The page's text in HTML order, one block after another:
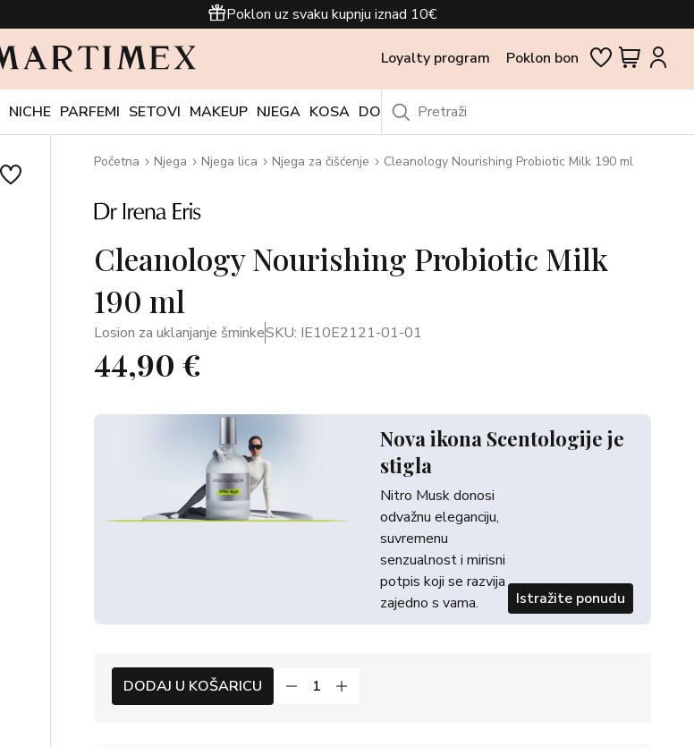
Poklon uz svaku kupnju iznad 10€
Loyalty program Poklon bon
NICHE PARFEMI SETOVI MAKEUP NJEGA KOSA DODACI OUTLET
Početna Njega Njega lica Njega za čišćenje Cleanology Nourishing Probiotic Milk 190 ml
Cleanology Nourishing Probiotic Milk
190 ml
Losion za uklanjanje šminkeSKU: IE10E2121-01-01
44,90 €
Nova ikona Scentologije je
stigla
Nitro Musk donosi
odvažnu eleganciju,
suvremenu
senzualnost i mirisni
potpis koji se razvija
zajedno s vama.
Istražite ponudu
DODAJ U KOŠARICU